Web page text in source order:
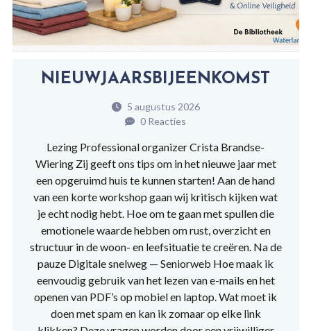
NIEUWJAARSBIJEENKOMST
5 augustus 2026
0 Reacties
Lezing Professional organizer Crista Brandse-
Wiering Zij geeft ons tips om in het nieuwe jaar met
een opgeruimd huis te kunnen starten! Aan de hand
van een korte workshop gaan wij kritisch kijken wat
je echt nodig hebt. Hoe om te gaan met spullen die
emotionele waarde hebben om rust, overzicht en
structuur in de woon- en leefsituatie te creëren. Na de
pauze Digitale snelweg — Seniorweb Hoe maak ik
eenvoudig gebruik van het lezen van e-mails en het
openen van PDF’s op mobiel en laptop. Wat moet ik
doen met spam en kan ik zomaar op elke link